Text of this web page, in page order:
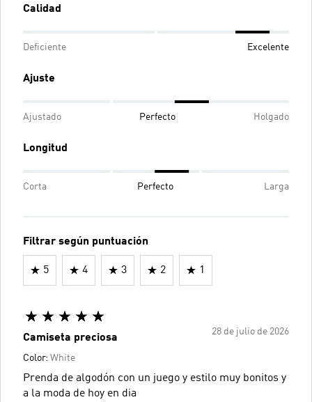
Calidad
Deficiente Excelente
Ajuste
Ajustado Perfecto Holgado
Longitud
Corta Perfecto Larga
Filtrar según puntuación
5 4 3 2 1
28 de julio de 2026
Camiseta preciosa
Color: White
Prenda de algodón con un juego y estilo muy bonitos y
a la moda de hoy en dia